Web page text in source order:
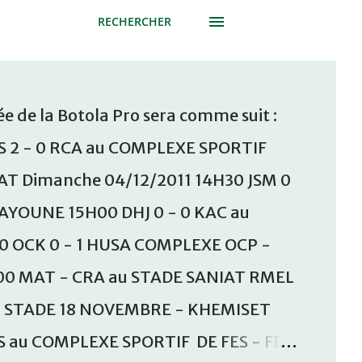
RECHERCHER
de la Botola Pro sera comme suit :
- 0 RCA au COMPLEXE SPORTIF
Dimanche 04/12/2011 14H30 JSM 0
15H00 DHJ 0 - 0 KAC au
OCK 0 - 1 HUSA COMPLEXE OCP -
MAT - CRA au STADE SANIAT RMEL
18 NOVEMBRE - KHEMISET
COMPLEXE SPORTIF DE FES - FES